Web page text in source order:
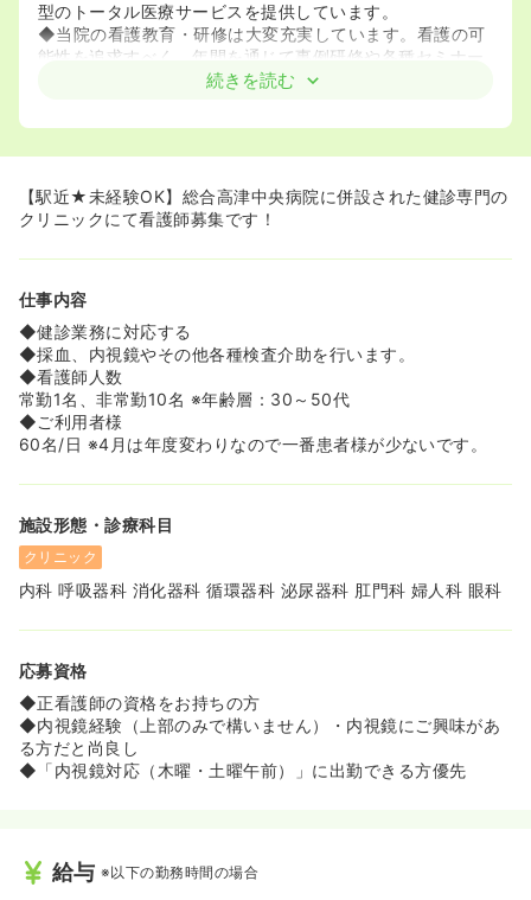
型のトータル医療サービスを提供しています。
◆当院の看護教育・研修は大変充実しています。看護の可
能性を追求すべく、年間を通じて事例研修や各種セミナー
を積極的に行っていますので、スキルアップを目指す方に
続きを読む
【駅近★未経験OK】総合高津中央病院に併設された健診専門の
クリニックにて看護師募集です！
仕事内容
◆健診業務に対応する
◆採血、内視鏡やその他各種検査介助を行います。
◆看護師人数
常勤1名、非常勤10名 ※年齢層：30～50代
◆ご利用者様
60名/日 ※4月は年度変わりなので一番患者様が少ないです。
施設形態・診療科目
クリニック
内科 呼吸器科 消化器科 循環器科 泌尿器科 肛門科 婦人科 眼科
応募資格
◆正看護師の資格をお持ちの方
◆内視鏡経験（上部のみで構いません）・内視鏡にご興味があ
る方だと尚良し
◆「内視鏡対応（木曜・土曜午前）」に出勤できる方優先
給与 ※以下の勤務時間の場合